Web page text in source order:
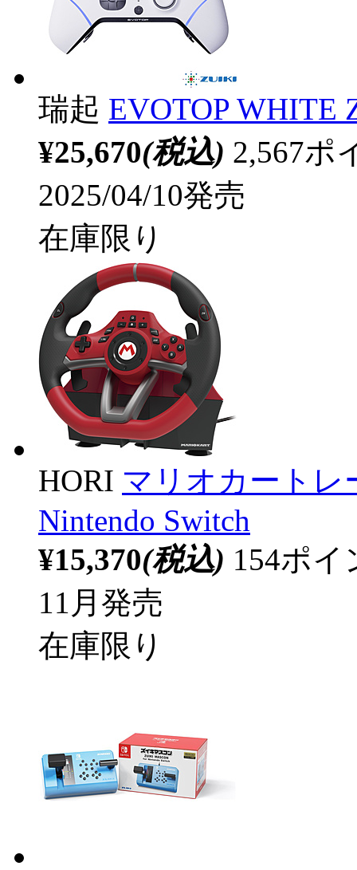
瑞起 EVOTOP WHITE
¥25,670(税込) 2,567ポ
2025/04/10発売
在庫限り
HORI マリオカートレ
Nintendo Switch
¥15,370(税込) 154ポ
11月発売
在庫限り